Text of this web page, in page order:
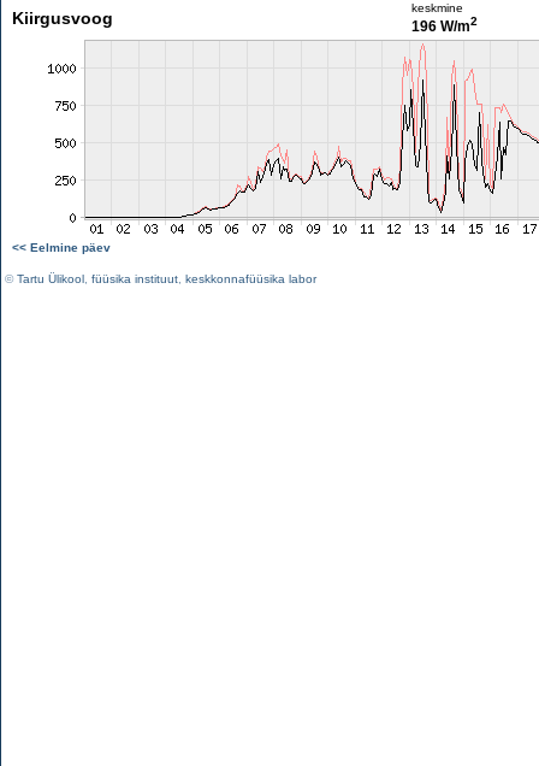
Kiirgusvoog
keskmine
196 W/m2
<< Eelmine päev
©Tartu Ülikool füüsika instituut keskkonnafüüsika labor